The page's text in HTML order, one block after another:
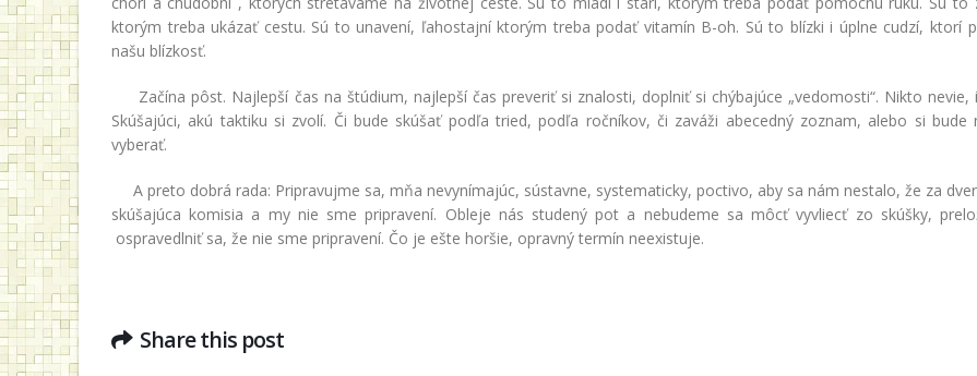
ktorým treba ukázať cestu. Sú to unavení, ľahostajní ktorým treba podať vitamín B-oh. Sú to blízki i úplne cudzí, ktorí
našu blízkosť.
Začína pôst. Najlepší čas na štúdium, najlepší čas preveriť si znalosti, doplniť si chýbajúce „vedomosti“. Nikto nevie,
Skúšajúci, akú taktiku si zvolí. Či bude skúšať podľa tried, podľa ročníkov, či zaváži abecedný zoznam, alebo si bude
vyberať.
A preto dobrá rada: Pripravujme sa, mňa nevynímajúc, sústavne, systematicky, poctivo, aby sa nám nestalo, že za
skúšajúca komisia a my nie sme pripravení. Obleje nás studený pot a nebudeme sa môcť vyvliecť zo skúšky,
ospravedlniť sa, že nie sme pripravení. Čo je ešte horšie, opravný termín neexistuje.
Share this post